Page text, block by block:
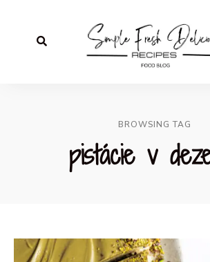
BROWSING TAG
pistácie v